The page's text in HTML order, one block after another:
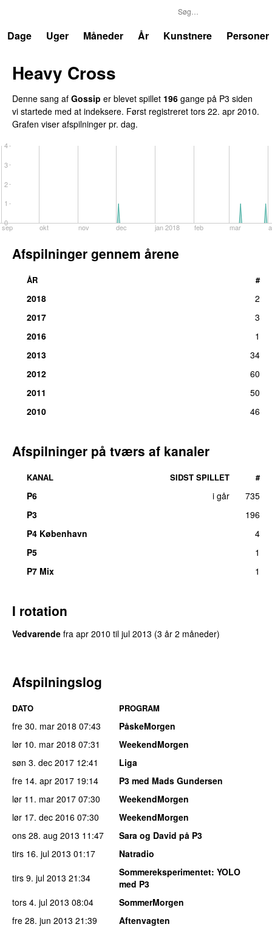
Dage
Uger Måneder År Kunstnere Personer
Heavy Cross
Denne sang af Gossip er blevet spillet 196 gange på P3 siden
vi startede med at indeksere. Først registreret tors 22. apr 2010.
Grafen viser afspilninger pr. dag.
sep okt nov dec jan 2018 feb mar
0
1
2
3
4
Afspilninger gennem årene
ÅR #
2018
2
2017
3
2016
1
2013
34
2012
60
2011
50
2010
46
Afspilninger på tværs af kanaler
KANAL SIDST SPILLET #
P6 i går
735
P3
196
P4 København
4
P5
1
P7 Mix
1
I rotation
Vedvarende fra apr 2010 til jul 2013 (3 år 2 måneder)
Afspilningslog
DATO PROGRAM
fre 30. mar 2018 07:43
PåskeMorgen
lør 10. mar 2018 07:31
WeekendMorgen
søn 3. dec 2017 12:41
Liga
fre 14. apr 2017 19:14
P3 med Mads Gundersen
lør 11. mar 2017 07:30
WeekendMorgen
lør 17. dec 2016 07:30
WeekendMorgen
ons 28. aug 2013 11:47
Sara og David på P3
tirs 16. jul 2013 01:17
Natradio
tirs 9. jul 2013 21:34 Sommereksperimentet: YOLO
med P3
tors 4. jul 2013 08:04
SommerMorgen
fre 28. jun 2013 21:39
Aftenvagten